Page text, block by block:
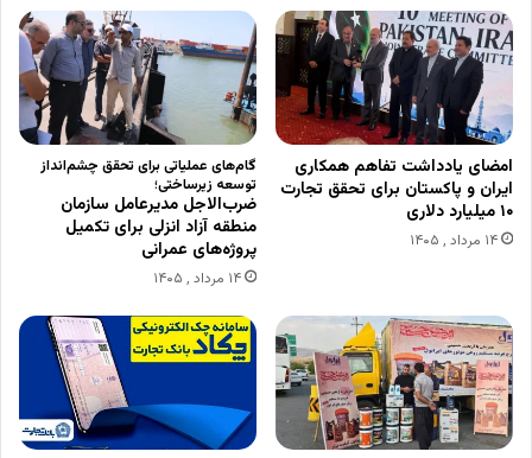
امضای یادداشت تفاهم همکاری
ایران و پاکستان برای تحقق تجارت
۱۰ میلیارد دلاری
۱۴ مرداد , ۱۴۰۵
گام‌های عملیاتی برای تحقق چشم‌انداز
توسعه زیرساختی؛
ضرب‌الاجل مدیرعامل سازمان
منطقه آزاد انزلی برای تکمیل
پروژه‌های عمرانی
۱۴ مرداد , ۱۴۰۵